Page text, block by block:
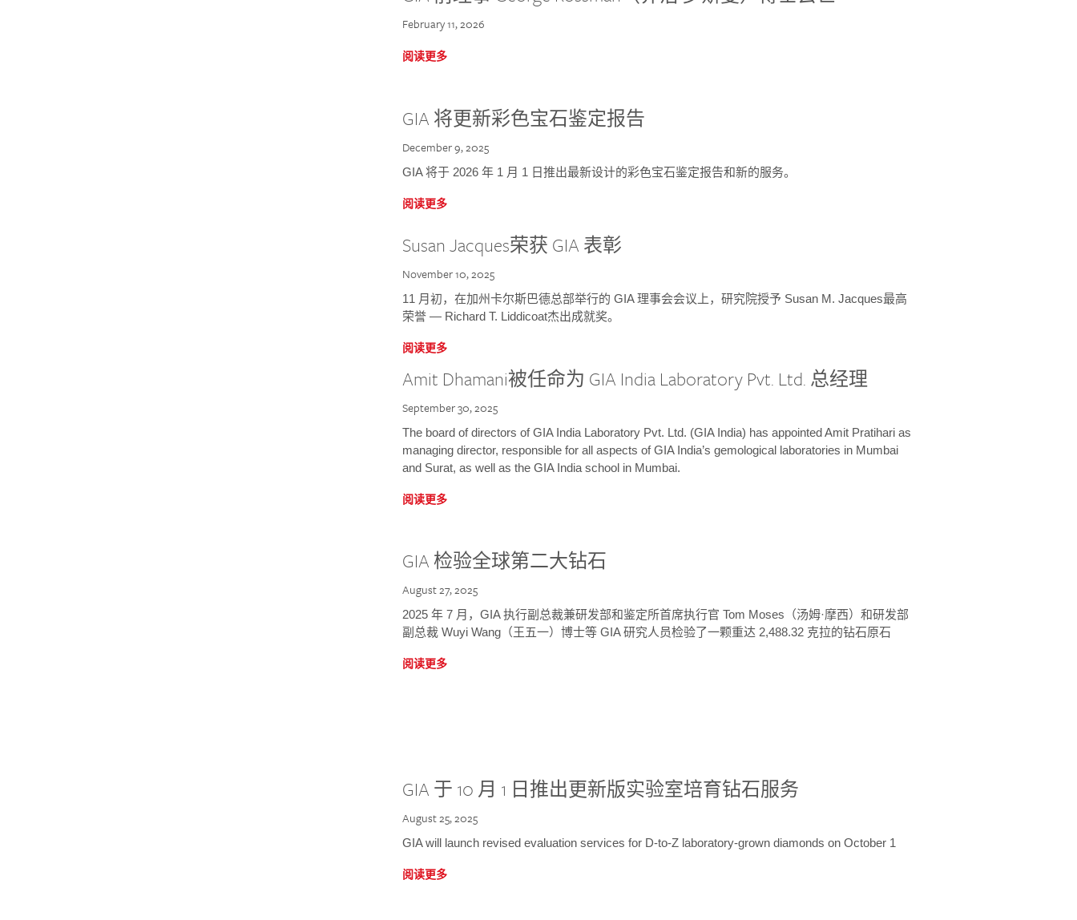
February 11, 2026
阅读更多
GIA 将更新彩色宝石鉴定报告
December 9, 2025
GIA 将于 2026 年 1 月 1 日推出最新设计的彩色宝石鉴定报告和新的服务。
阅读更多
Susan Jacques荣获 GIA 表彰
November 10, 2025
11 月初，在加州卡尔斯巴德总部举行的 GIA 理事会会议上，研究院授予 Susan M. Jacques最高
荣誉 — Richard T. Liddicoat杰出成就奖。
阅读更多
Amit Dhamani被任命为 GIA India Laboratory Pvt. Ltd. 总经理
September 30, 2025
The board of directors of GIA India Laboratory Pvt. Ltd. (GIA India) has appointed Amit Pratihari as
managing director, responsible for all aspects of GIA India’s gemological laboratories in Mumbai
and Surat, as well as the GIA India school in Mumbai.
阅读更多
GIA 检验全球第二大钻石
August 27, 2025
2025 年 7 月，GIA 执行副总裁兼研发部和鉴定所首席执行官 Tom Moses（汤姆·摩西）和研发部
副总裁 Wuyi Wang（王五一）博士等 GIA 研究人员检验了一颗重达 2,488.32 克拉的钻石原石
阅读更多
GIA 于 10 月 1 日推出更新版实验室培育钻石服务
August 25, 2025
GIA will launch revised evaluation services for D-to-Z laboratory-grown diamonds on October 1
阅读更多